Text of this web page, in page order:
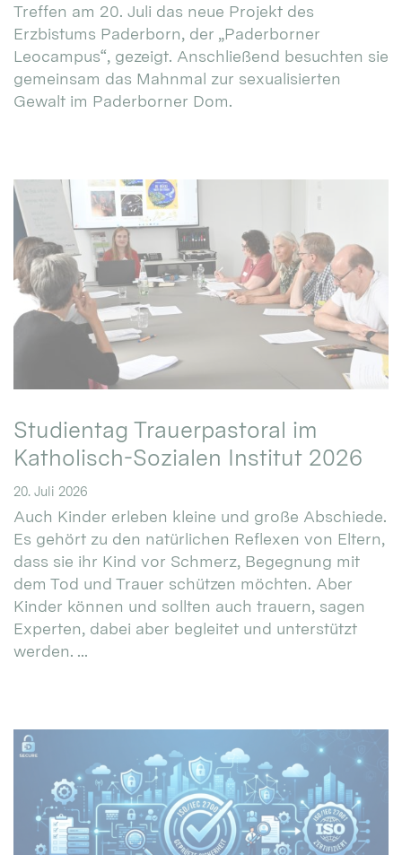
Treffen am 20. Juli das neue Projekt des
Erzbistums Paderborn, der „Paderborner
Leocampus“, gezeigt. Anschließend besuchten sie
gemeinsam das Mahnmal zur sexualisierten
Gewalt im Paderborner Dom.
Studientag Trauerpastoral im
Katholisch-Sozialen Institut 2026
20. Juli 2026
Auch Kinder erleben kleine und große Abschiede.
Es gehört zu den natürlichen Reflexen von Eltern,
dass sie ihr Kind vor Schmerz, Begegnung mit
dem Tod und Trauer schützen möchten. Aber
Kinder können und sollten auch trauern, sagen
Experten, dabei aber begleitet und unterstützt
werden. ...